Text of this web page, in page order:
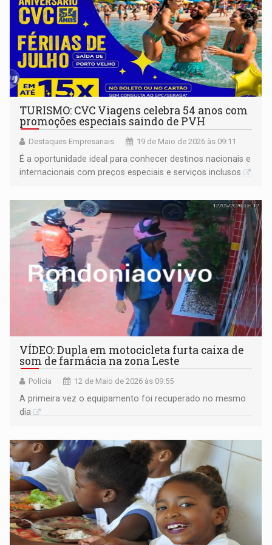
TURISMO: CVC Viagens celebra 54 anos com
promoções especiais saindo de PVH
Destaques Empresariais 19 de Maio de 2026 às 09:11
É a oportunidade ideal para conhecer destinos nacionais e
internacionais com preços especiais e serviços inclusos
VÍDEO: Dupla em motocicleta furta caixa de
som de farmácia na zona Leste
Polícia 12 de Maio de 2026 às 09:55
A primeira vez o equipamento foi recuperado no mesmo
dia